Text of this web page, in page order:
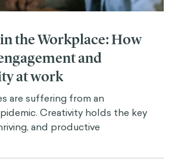
the Workplace: How
and
at work
are suffering from an
Creativity holds the key
and productive